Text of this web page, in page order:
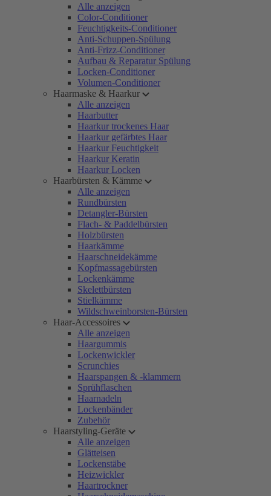
Alle anzeigen
Color-Conditioner
Feuchtigkeits-Conditioner
Anti-Schuppen-Spülung
Anti-Frizz-Conditioner
Aufbau & Reparatur Spülung
Locken-Conditioner
Volumen-Conditioner
Haarmaske & Haarkur
Alle anzeigen
Haarbutter
Haarkur trockenes Haar
Haarkur gefärbtes Haar
Haarkur Feuchtigkeit
Haarkur Keratin
Haarkur Locken
Haarbürsten & Kämme
Alle anzeigen
Rundbürsten
Detangler-Bürsten
Flach- & Paddelbürsten
Holzbürsten
Haarkämme
Haarschneidekämme
Kopfmassagebürsten
Lockenkämme
Skelettbürsten
Stielkämme
Wildschweinborsten-Bürsten
Haar-Accessoires
Alle anzeigen
Haargummis
Lockenwickler
Scrunchies
Haarspangen & -klammern
Sprühflaschen
Haarnadeln
Lockenbänder
Zubehör
Haarstyling-Geräte
Alle anzeigen
Glätteisen
Lockenstäbe
Heizwickler
Haartrockner